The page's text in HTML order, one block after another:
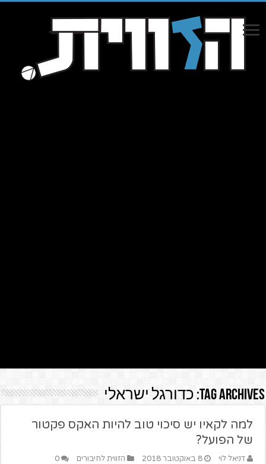
Tag Archives: כדורגל ישראלי
למה לקאיו יש סיכוי טוב להיות האקס פקטור
של הפועל?
דניאל לוי 8 באוקטובר 2018 הזווית לחיבורים 0